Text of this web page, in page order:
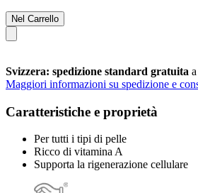
Nel Carrello
Svizzera: spedizione standard gratuita
Maggiori informazioni su spedizione e
Caratteristiche e proprietà
Per tutti i tipi di pelle
Ricco di vitamina A
Supporta la rigenerazione cellulare